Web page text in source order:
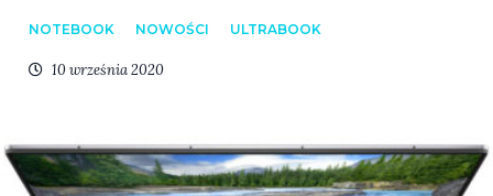
NOTEBOOK NOWOŚCI ULTRABOOK
10 września 2020